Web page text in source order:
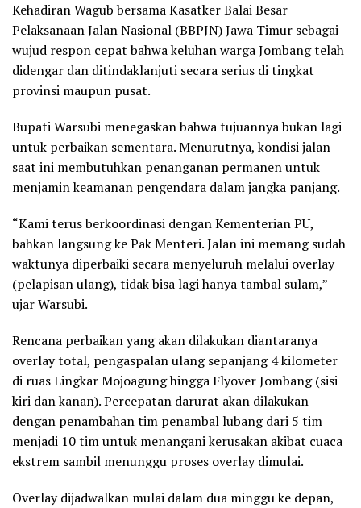
Kehadiran Wagub bersama Kasatker Balai Besar
Pelaksanaan Jalan Nasional (BBPJN) Jawa Timur sebagai
wujud respon cepat bahwa keluhan warga Jombang telah
didengar dan ditindaklanjuti secara serius di tingkat
provinsi maupun pusat.
Bupati Warsubi menegaskan bahwa tujuannya bukan lagi
untuk perbaikan sementara. Menurutnya, kondisi jalan
saat ini membutuhkan penanganan permanen untuk
menjamin keamanan pengendara dalam jangka panjang.
“Kami terus berkoordinasi dengan Kementerian PU,
bahkan langsung ke Pak Menteri. Jalan ini memang sudah
waktunya diperbaiki secara menyeluruh melalui overlay
(pelapisan ulang), tidak bisa lagi hanya tambal sulam,”
ujar Warsubi.
Rencana perbaikan yang akan dilakukan diantaranya
overlay total, pengaspalan ulang sepanjang 4 kilometer
di ruas Lingkar Mojoagung hingga Flyover Jombang (sisi
kiri dan kanan). Percepatan darurat akan dilakukan
dengan penambahan tim penambal lubang dari 5 tim
menjadi 10 tim untuk menangani kerusakan akibat cuaca
ekstrem sambil menunggu proses overlay dimulai.
Overlay dijadwalkan mulai dalam dua minggu ke depan,